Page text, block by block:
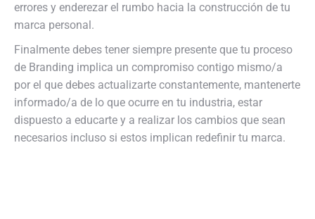
errores y enderezar el rumbo hacia la construcción de tu
marca personal.
Finalmente debes tener siempre presente que tu proceso
de Branding implica un compromiso contigo mismo/a
por el que debes actualizarte constantemente, mantenerte
informado/a de lo que ocurre en tu industria, estar
dispuesto a educarte y a realizar los cambios que sean
necesarios incluso si estos implican redefinir tu marca.